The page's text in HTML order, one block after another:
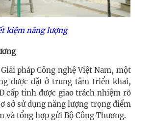
kiệm năng lượng
pháp Công nghệ Việt Nam, một
được đặt ở trung tâm triển khai,
cấp tỉnh được giao trách nhiệm rõ
sở sử dụng năng lượng trọng điểm
và tổng hợp gửi Bộ Công Thương.